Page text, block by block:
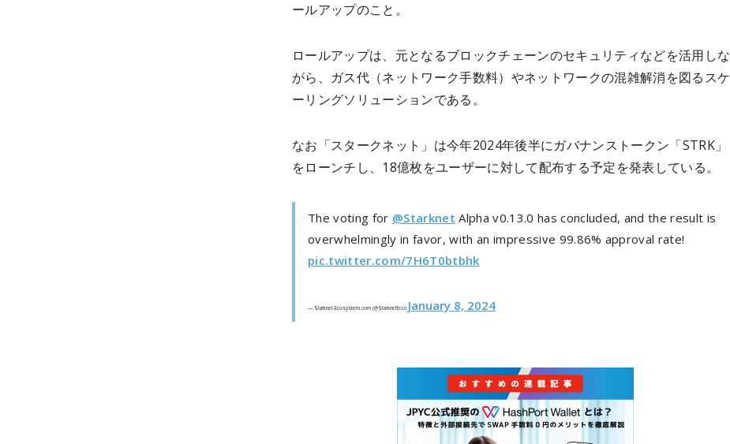
ールアップのこと。
ロールアップは、元となるブロックチェーンのセキュリティなどを活用しな
がら、ガス代（ネットワーク手数料）やネットワークの混雑解消を図るスケ
ーリングソリューションである。
なお「スタークネット」は今年2024年後半にガバナンストークン「STRK」
をローンチし、18億枚をユーザーに対して配布する予定を発表している。
The voting for @Starknet Alpha v0.13.0 has concluded, and the result is
overwhelmingly in favor, with an impressive 99.86% approval rate!
pic.twitter.com/7H6T0btbhk
— Starknet-Ecosystem.com (@StarknetEco) January 8, 2024